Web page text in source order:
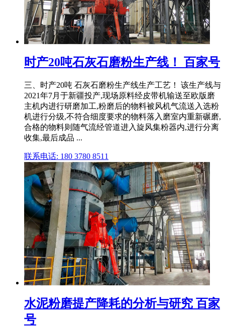
时产20吨石灰石磨粉生产线！ 百家号
三、时产20吨 石灰石磨粉生产线生产工艺！ 该生产线与
2021年7月于新疆投产,现场原料经皮带机输送至欧版磨
主机内进行研磨加工,粉磨后的物料被风机气流送入选粉
机进行分级,不符合细度要求的物料落入磨室内重新碾磨,
合格的物料则随气流经管道进入旋风集粉器内,进行分离
收集,最后成品 ...
联系电话: 180 3780 8511
水泥粉磨提产降耗的分析与研究 百家
号